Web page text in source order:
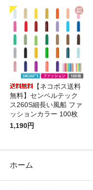
【ネコポス送料
無料】センペルテック
ス260S細長い風船 ファ
ッションカラー 100枚
1,190円
ホーム